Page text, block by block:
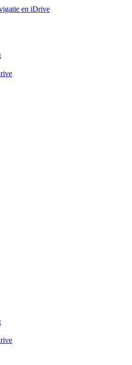
en iDrive